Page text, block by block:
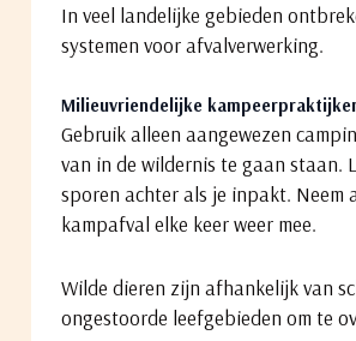
In veel landelijke gebieden
systemen voor afvalverwerking.
Milieuvriendelijke
Gebruik alleen aangewezen
van in de wildernis te gaan staan.
sporen achter als je inpakt. Neem
kampafval elke keer weer mee.
Wilde dieren zijn afhankelijk van
ongestoorde leefgebieden om te